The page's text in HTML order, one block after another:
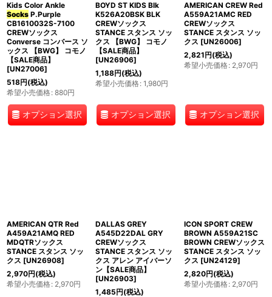
Kids Color Ankle
Socks P.Purple
CB1610032S-7100
CREWソックス
Converse コンバース ソ
ックス 【BWG】 コモノ
【SALE商品】
[UN27006]
518円(税込)
希望小売価格: 880円
オプション選択
BOYD ST KIDS Blk
K526A20BSK BLK
CREWソックス
STANCE スタンス ソッ
クス 【BWG】 コモノ
【SALE商品】
[UN26906]
1,188円(税込)
希望小売価格: 1,980円
オプション選択
AMERICAN CREW Red
A559A21AMC RED
CREWソックス
STANCE スタンス ソッ
クス [UN26006]
2,821円(税込)
希望小売価格: 2,970円
オプション選択
AMERICAN QTR Red
A459A21AMQ RED
MDQTRソックス
STANCE スタンス ソッ
クス [UN26908]
2,970円(税込)
希望小売価格: 2,970円
DALLAS GREY
A545D22DAL GRY
CREWソックス
STANCE スタンス ソッ
クス アレン アイバーソ
ン【SALE商品】
[UN26903]
1,485円(税込)
ICON SPORT CREW
BROWN A559A21SC
BROWN CREWソックス
STANCE スタンス ソッ
クス [UN24129]
2,820円(税込)
希望小売価格: 2,970円